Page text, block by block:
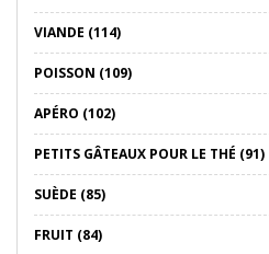
VIANDE (114)
POISSON (109)
APÉRO (102)
PETITS GÂTEAUX POUR LE THÉ (91)
SUÈDE (85)
FRUIT (84)